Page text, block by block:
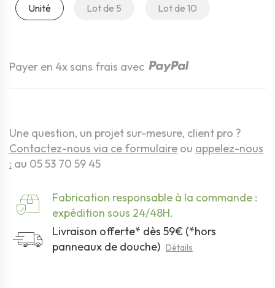
Unité Lot de 5 Lot de 10
Payer en 4x sans frais avec
Une question, un projet sur-mesure, client pro ?
Contactez-nous via ce formulaire ou appelez-nous
: au 05 53 70 59 45
Fabrication responsable à la commande :
expédition sous 24/48H.
Livraison offerte* dès 59€ (*hors
panneaux de douche) Détails